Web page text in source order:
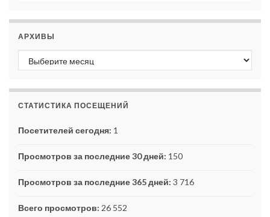
АРХИВЫ
Архивы
СТАТИСТИКА ПОСЕЩЕНИЙ
Посетителей сегодня: 1
Просмотров за последние 30 дней: 150
Просмотров за последние 365 дней: 3 716
Всего просмотров: 26 552